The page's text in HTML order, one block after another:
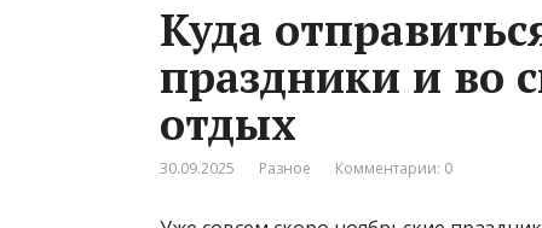
Куда
праздники и во
отдых
30.09.2025 Разное Комментарии: 0